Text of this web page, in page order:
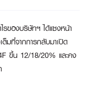
ของบริษัทฯ ได้แซงหน้า
มที่จากการกลับมาเปิด
ขึ้น 12/18/20% และคง